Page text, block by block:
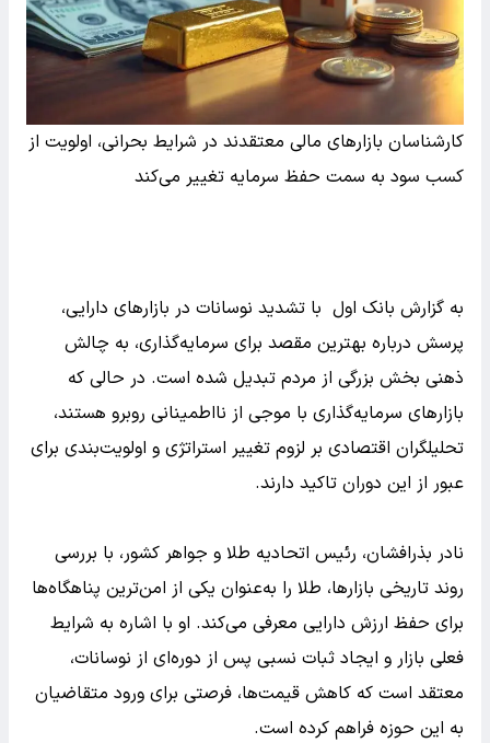
کارشناسان بازارهای مالی معتقدند در شرایط بحرانی، اولویت از
کسب سود به سمت حفظ سرمایه تغییر می‌کند
به گزارش بانک اول با تشدید نوسانات در بازارهای دارایی،
پرسش درباره بهترین مقصد برای سرمایه‌گذاری، به چالش
ذهنی بخش بزرگی از مردم تبدیل شده است. در حالی که
بازارهای سرمایه‌گذاری با موجی از نااطمینانی روبرو هستند،
تحلیلگران اقتصادی بر لزوم تغییر استراتژی و اولویت‌بندی برای
عبور از این دوران تاکید دارند.
نادر بذرافشان، رئیس اتحادیه طلا و جواهر کشور، با بررسی
روند تاریخی بازارها، طلا را به‌عنوان یکی از امن‌ترین پناهگاه‌ها
برای حفظ ارزش دارایی معرفی می‌کند. او با اشاره به شرایط
فعلی بازار و ایجاد ثبات نسبی پس از دوره‌ای از نوسانات،
معتقد است که کاهش قیمت‌ها، فرصتی برای ورود متقاضیان
به این حوزه فراهم کرده است.